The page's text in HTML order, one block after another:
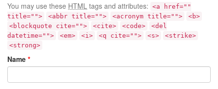
You may use these HTML tags and attributes: <a href=""
title="">
<abbr title=""> <acronym title="">
<b>
<blockquote cite="">
<cite> <code>
<del
datetime="">
<em> <i> <q cite=""> <s>
<strike>
<strong>
Name *